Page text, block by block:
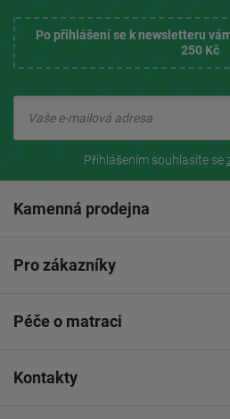
Po přihlášení se k newsletteru
250 Kč
Přihlášením souhlasíte se
Kamenná prodejna
Pro zákazníky
Péče o matraci
Kontakty